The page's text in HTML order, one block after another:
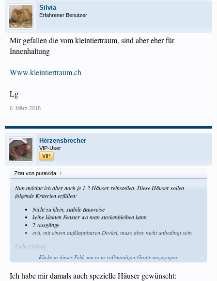
Silvia
Erfahrener Benutzer
Mir gefallen die vom kleintiertraum, sind aber eher für
Innenhaltung
Www.kleintiertraum.ch
Lg
6. März 2018
Herzensbrecher
VIP-User
VIP
Zitat von puravida: ↑
Nun möchte ich aber noch je 1-2 Häuser reinstellen. Diese Häuser sollen
folgende Kriterien erfüllen:
Nicht zu klein, stabile Bauweise
keine kleinen Fenster wo man steckenbleiben kann
2 Ausgänge
evtl. mit einem aufklappbaren Deckel, muss aber nicht unbedingt sein
Liebe Grüsse
Klicke in dieses Feld, um es in vollständiger Größe anzuzeigen.
Ich habe mir damals auch spezielle Häuser gewünscht: